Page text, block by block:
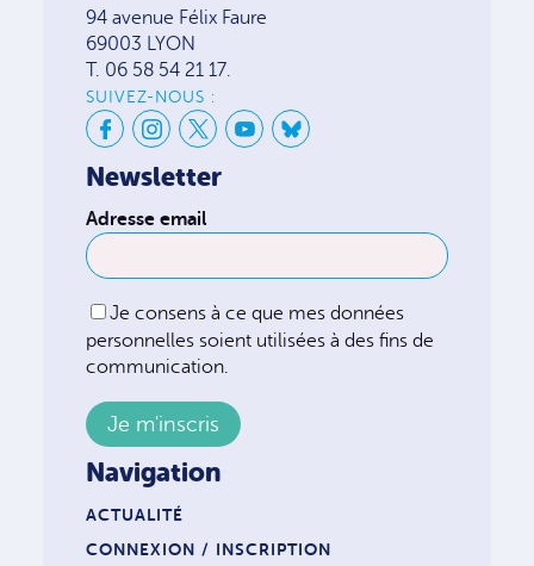
94 avenue Félix Faure
69003 LYON
T. 06 58 54 21 17.
SUIVEZ-NOUS :
Newsletter
Adresse email
Je consens à ce que mes données
personnelles soient utilisées à des fins de
communication.
Navigation
ACTUALITÉ
CONNEXION / INSCRIPTION